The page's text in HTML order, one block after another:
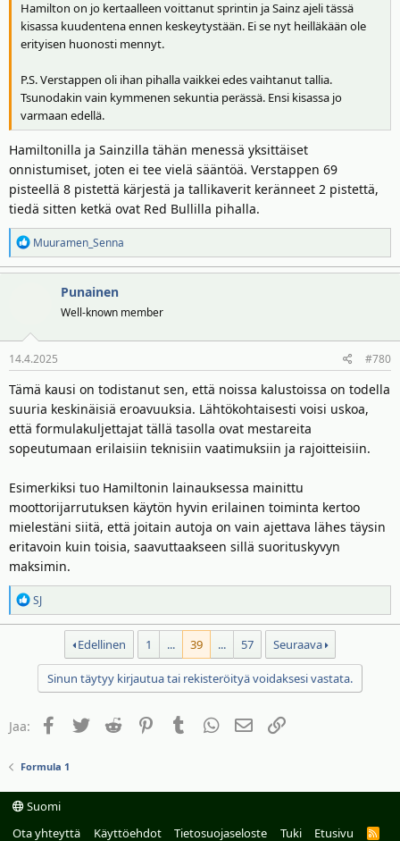
Hamilton on jo kertaalleen voittanut sprintin ja Sainz ajeli tässä
kisassa kuudentena ennen keskeytystään. Ei se nyt heilläkään ole
erityisen huonosti mennyt.
P.S. Verstappen oli ihan pihalla vaikkei edes vaihtanut tallia.
Tsunodakin vain kymmenen sekuntia perässä. Ensi kisassa jo
varmaan edellä.
Hamiltonilla ja Sainzilla tähän menessä yksittäiset
onnistumiset, joten ei tee vielä sääntöä. Verstappen 69
pisteellä 8 pistettä kärjestä ja tallikaverit keränneet 2 pistettä,
tiedä sitten ketkä ovat Red Bullilla pihalla.
R
e
a
o
t
Muuramen_Senna
Punainen
Well-known member
14.4.2025 #780
Tämä kausi on todistanut sen, että noissa kalustoissa on todella
suuria keskinäisiä eroavuuksia. Lähtökohtaisesti voisi uskoa,
että formulakuljettajat tällä tasolla ovat mestareita
sopeutumaan erilaisiin teknisiin vaatimuksiin ja rajoitteisiin.
Esimerkiksi tuo Hamiltonin lainauksessa mainittu
moottorijarrutuksen käytön hyvin erilainen toiminta kertoo
mielestäni siitä, että joitain autoja on vain ajettava lähes täysin
eritavoin kuin toisia, saavuttaakseen sillä suorituskyvyn
maksimin.
R
e
SJ
Edellinen 1 ... 39 ... 57 Seuraava
Sinun täytyy kirjautua tai rekisteröityä voidaksesi vastata.
Jaa: Facebook
TwitterReddit PinterestTumblrWhatsAppSähköposti
Linkki
Formula 1
Suomi
Ota yhteyttä
Käyttöehdot Tietosuojaseloste Tuki Etusivu
R